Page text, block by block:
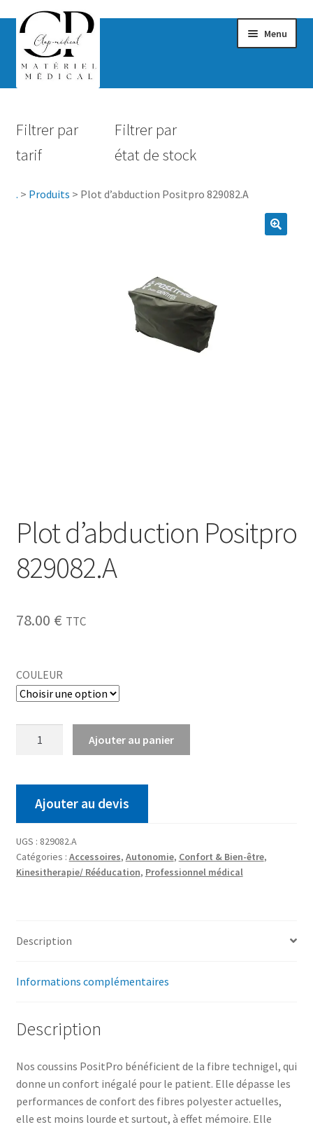
Menu
Hygiène
Vêtements & Chaussures
Filtrer par
tarif
Filtrer par
état de stock
. > Produits > Plot d’abduction Positpro 829082.A
Plot d’abduction Positpro
829082.A
78.00 € TTC
COULEUR
Ajouter au panier
Ajouter au devis
UGS : 829082.A
Catégories : Accessoires, Autonomie, Confort & Bien-être,
Kinesitherapie/ Rééducation, Professionnel médical
Description
Informations complémentaires
Description
Nos coussins PositPro bénéficient de la fibre technigel, qui
donne un confort inégalé pour le patient. Elle dépasse les
performances de confort des fibres polyester actuelles,
elle est moins lourde et surtout, à effet mémoire. Elle